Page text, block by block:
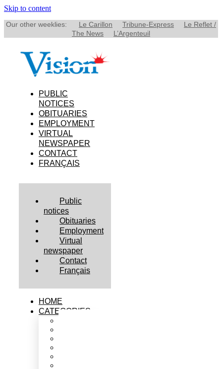
Skip to content
Our other weeklies: Le Carillon Tribune-Express
Le Reflet /
The News
L’Argenteuil
PUBLIC
NOTICES
OBITUARIES
EMPLOYMENT
VIRTUAL
NEWSPAPER
CONTACT
FRANÇAIS
Public
notices
Obituaries
Employment
Virtual
newspaper
Contact
Français
HOME
CATEGORIES